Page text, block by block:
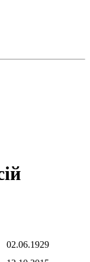
02.06.1929